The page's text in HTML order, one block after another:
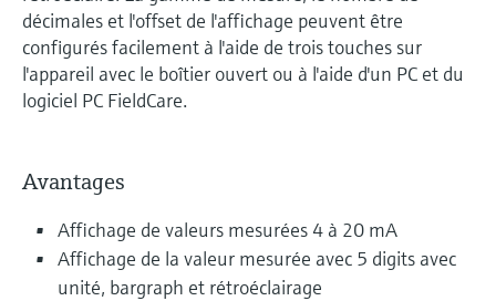
décimales et l'offset de l'affichage peuvent être
configurés facilement à l'aide de trois touches sur
l'appareil avec le boîtier ouvert ou à l'aide d'un PC et du
logiciel PC FieldCare.
Avantages
Affichage de valeurs mesurées 4 à 20 mA
Affichage de la valeur mesurée avec 5 digits avec
unité, bargraph et rétroéclairage